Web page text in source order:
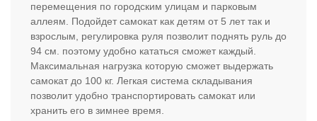
перемещения по городским улицам и парковым
аллеям. Подойдет самокат как детям от 5 лет так и
взрослым, регулировка руля позволит поднять руль до
94 см. поэтому удобно кататься сможет каждый.
Максимальная нагрузка которую сможет выдержать
самокат до 100 кг. Легкая система складывания
позволит удобно транспортировать самокат или
хранить его в зимнее время.